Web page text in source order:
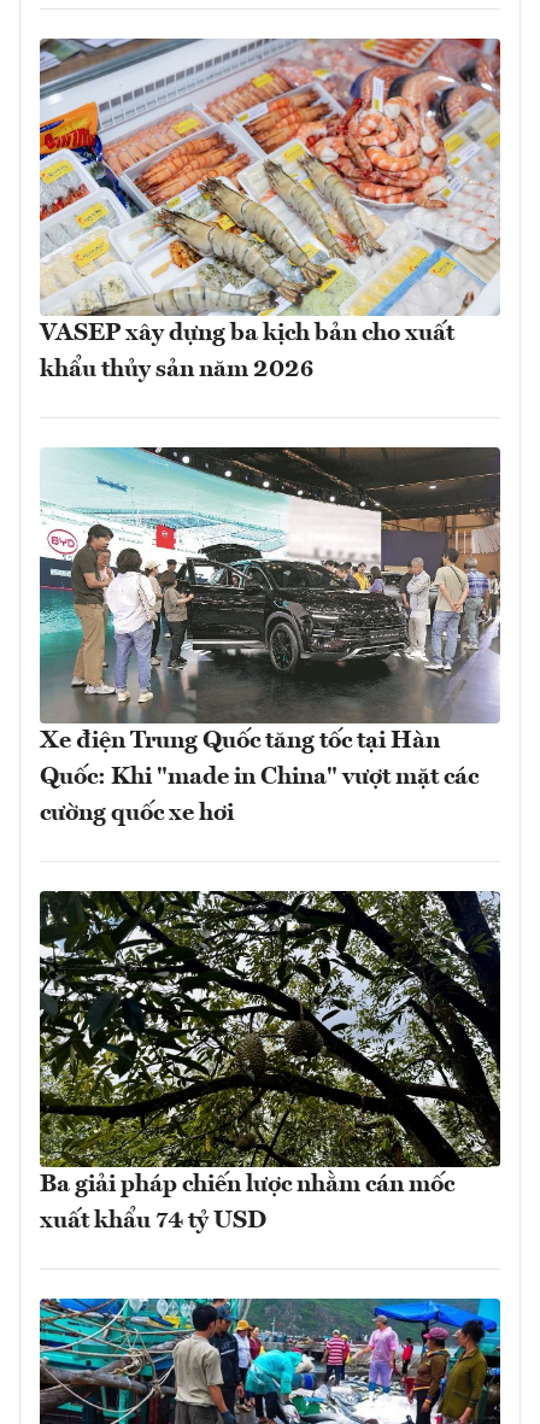
VASEP xây dựng ba kịch bản cho xuất
khẩu thủy sản năm 2026
Xe điện Trung Quốc tăng tốc tại Hàn
Quốc: Khi "made in China" vượt mặt các
cường quốc xe hơi
Ba giải pháp chiến lược nhằm cán mốc
xuất khẩu 74 tỷ USD